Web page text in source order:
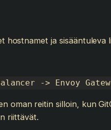
ja
-> Envoy
oman reitin silloin, kun
riittävät.